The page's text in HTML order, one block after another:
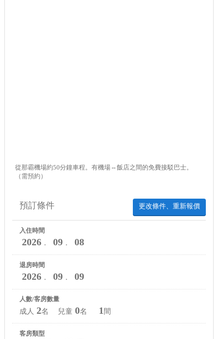
從那霸機場約50分鐘車程。有機場⇔飯店之間的免費接駁巴士。
（需預約）
更改條件、重新報價
預訂條件
入住時間
2026． 09． 08
退房時間
2026． 09． 09
人數/客房數量
成人 2名 兒童 0名 1間
客房類型